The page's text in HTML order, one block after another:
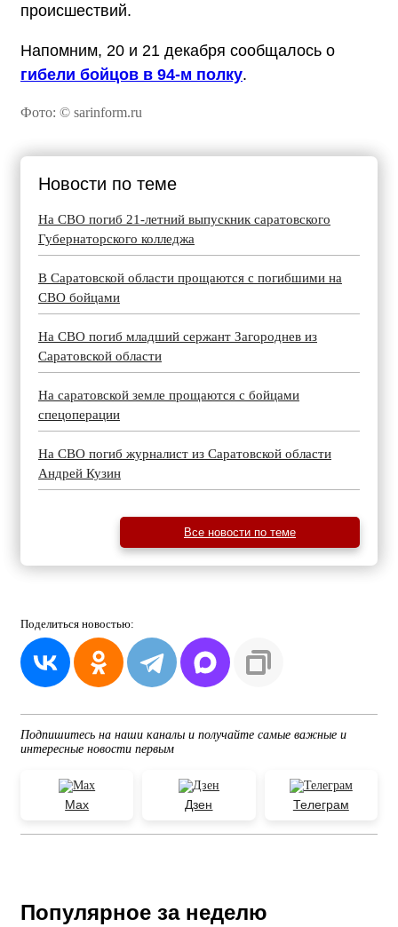
происшествий.
Напомним, 20 и 21 декабря сообщалось о
гибели бойцов в 94-м полку.
Фото: © sarinform.ru
Новости по теме
На СВО погиб 21-летний выпускник саратовского
Губернаторского колледжа
В Саратовской области прощаются с погибшими на
СВО бойцами
На СВО погиб младший сержант Загороднев из
Саратовской области
На саратовской земле прощаются с бойцами
спецоперации
На СВО погиб журналист из Саратовской области
Андрей Кузин
Все новости по теме
Поделиться новостью:
Подпишитесь на наши каналы и получайте самые важные и
интересные новости первым
Max Дзен Телеграм
Популярное за неделю